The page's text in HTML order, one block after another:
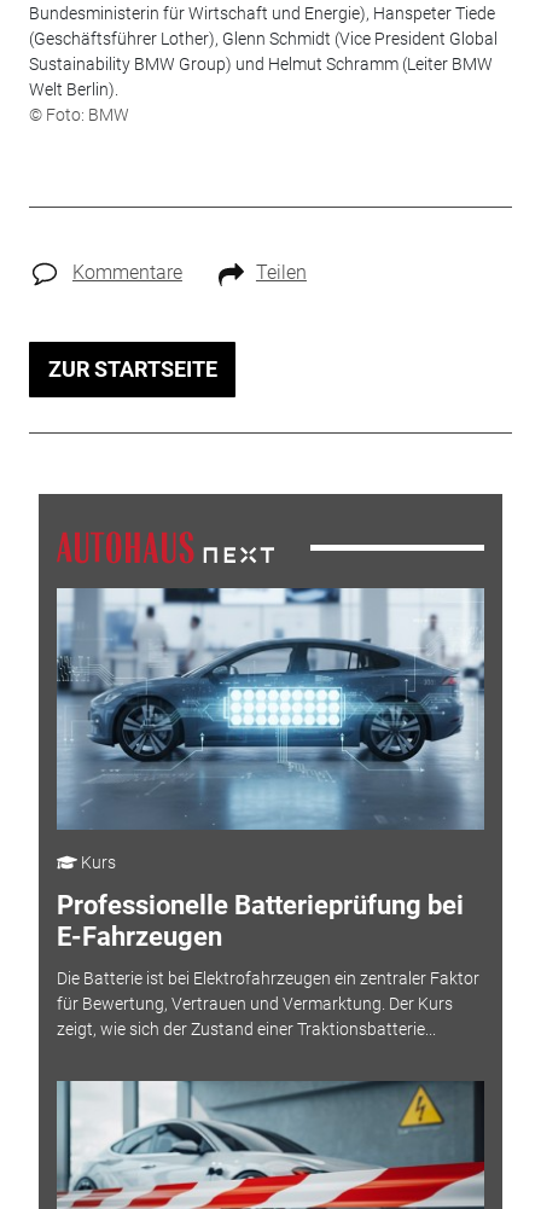
Bundesministerin für Wirtschaft und Energie), Hanspeter Tiede
(Geschäftsführer Lother), Glenn Schmidt (Vice President Global
Sustainability BMW Group) und Helmut Schramm (Leiter BMW
Welt Berlin).
© Foto: BMW
Kommentare Teilen
ZUR STARTSEITE
Kurs
Professionelle Batterieprüfung bei
E-Fahrzeugen
Die Batterie ist bei Elektrofahrzeugen ein zentraler Faktor
für Bewertung, Vertrauen und Vermarktung. Der Kurs
zeigt, wie sich der Zustand einer Traktionsbatterie...